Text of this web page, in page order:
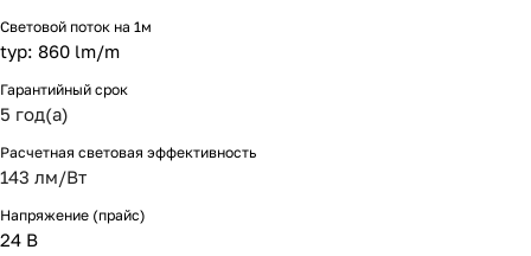
Световой поток на 1м
typ: 860 lm/m
Гарантийный срок
5 год(а)
Расчетная световая эффективность
143 лм/Вт
Напряжение (прайс)
24 В